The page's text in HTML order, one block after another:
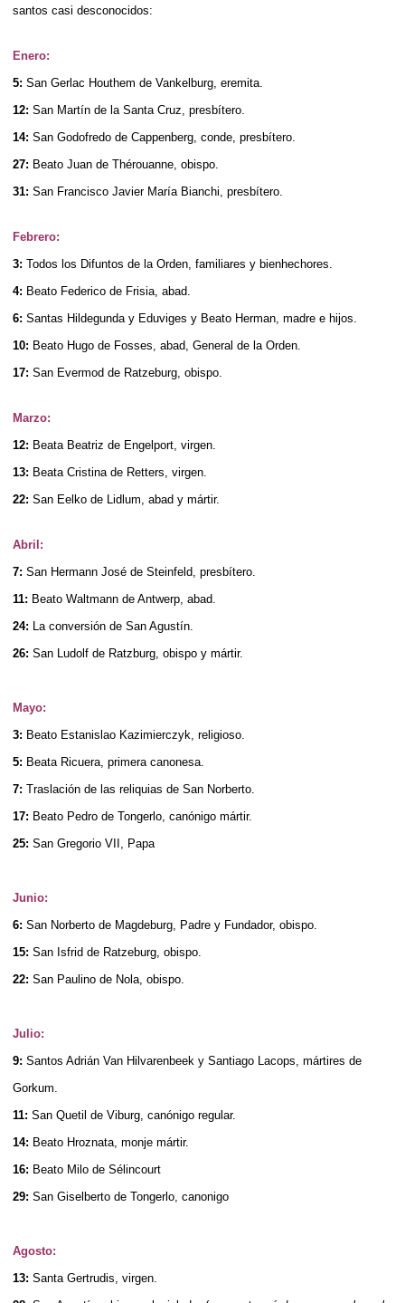
santos casi desconocidos:
Enero:
5: San Gerlac Houthem de Vankelburg, eremita.
12: San Martín de la Santa Cruz, presbítero.
14: San Godofredo de Cappenberg, conde, presbítero.
27: Beato Juan de Thérouanne, obispo.
31: San Francisco Javier María Bianchi, presbítero.
Febrero:
3: Todos los Difuntos de la Orden, familiares y bienhechores.
4: Beato Federico de Frisia, abad.
6: Santas Hildegunda y Eduviges y Beato Herman, madre e hijos.
10: Beato Hugo de Fosses, abad, General de la Orden.
17: San Evermod de Ratzeburg, obispo.
Marzo:
12: Beata Beatriz de Engelport, virgen.
13: Beata Cristina de Retters , virgen.
22: San Eelko de Lidlum, abad y mártir.
Abril:
7: San Hermann José de Steinfeld, presbítero.
11: Beato Waltmann de Antwerp, abad.
24:
La conversión de San Agustín.
26: San Ludolf de Ratzburg, obispo y mártir.
Mayo:
3: Beato Estanislao Kazimierczyk, religioso.
5: Beata Ricuera, primera canonesa.
7: Traslación de las reliquias de San Norberto.
17: Beato Pedro de Tongerlo, canónigo mártir.
25: San Gregorio VII, Papa
Junio:
6: San Norberto de Magdeburg, Padre y Fundador, obispo.
15: San Isfrid de Ratzeburg, obispo.
22: San Paulino de Nola, obispo.
Julio:
9: Santos Adrián Van Hilvarenbeek y Santiago Lacops, mártires de
Gorkum.
11: San Quetil de Viburg, canónigo regular.
14: Beato Hroznata, monje mártir.
16: Beato Milo de Sélincourt
29: San Giselberto de Tongerlo, canonigo
Agosto:
13: Santa Gertrudis, virgen.